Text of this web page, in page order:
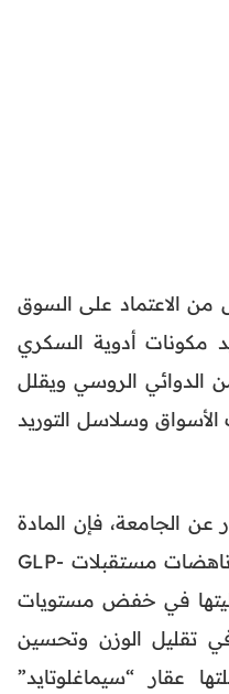
من الاعتماد على السوق
مكونات أدوية السكري
الدوائي الروسي ويقلل
وسلاسل التوريد
الجامعة، فإن المادة
المنتجة تُستخدم في تحضير ناهضات مستقبلات GLP-
في خفض مستويات
تقليل الوزن وتحسين
عقار “سيماغلوتايد”